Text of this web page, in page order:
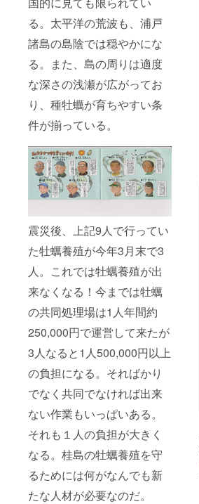
る。太平洋の荒波も、浦戸
諸島の島陰では穏やかにな
る。また、島の周りは適度
な深さの浅瀬が広がってお
り、種牡蠣が育ちやすい条
件が揃っている。
震災後、上記9人で行ってい
た牡蠣養殖が今年3月末で3
人。これでは牡蠣養殖が出
来なくなる！今までは牡蠣
の共同処理場は1人年間約
250,000円で運営して来たが
3人なると1人500,000円以上
の負担になる。そればかり
でなく共同でなければ出来
ない作業もいっぱいある。
それも１人の負担が大きく
なる。桂島の牡蠣養殖を守
るためには何がなんでも新
たな人材が必要なのだ。